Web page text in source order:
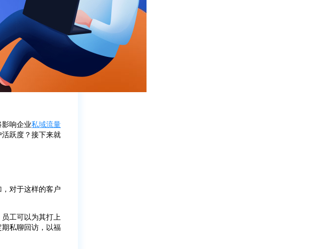
响企业私域流量
活跃度？接下来就
对于这样的客户
工可以为其打上
私聊回访，以福